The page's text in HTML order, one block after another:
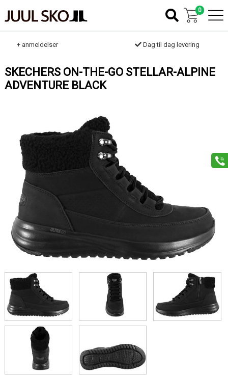
SKECHERS ON-THE-GO STELLAR-ALPINE
ADVENTURE BLACK
0
+ anmeldelser Dag til dag levering